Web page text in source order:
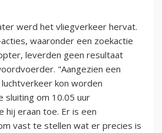
werd het vliegverkeer hervat.
waaronder een zoekactie
leverden geen resultaat
"Aangezien een
kon worden
sluiting om 10.05 uur
hij eraan toe. Er is een
vast te stellen wat er precies is